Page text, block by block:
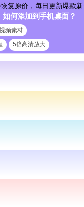
，每日更新爆款新词，
如何添加到手机桌面？
频素材
5倍高清放大